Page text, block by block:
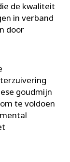
de kwaliteit
in verband
door
goudmijn
te voldoen